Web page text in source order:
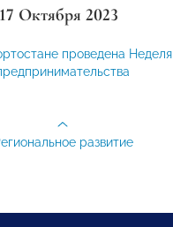
17 Октября 2023
проведена Неделя
развитие